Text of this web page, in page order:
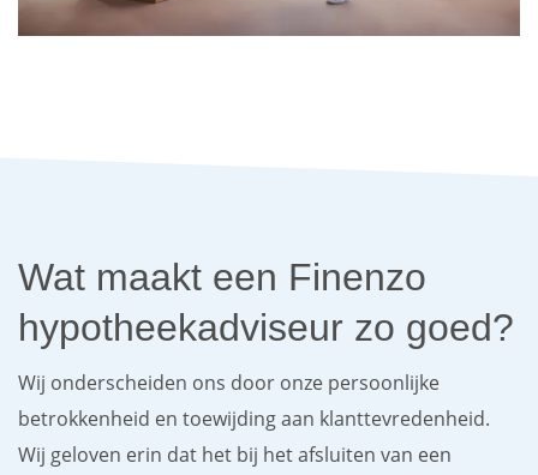
Wat maakt een Finenzo
hypotheekadviseur zo goed?
Wij onderscheiden ons door onze persoonlijke
betrokkenheid en toewijding aan klanttevredenheid.
Wij geloven erin dat het bij het afsluiten van een